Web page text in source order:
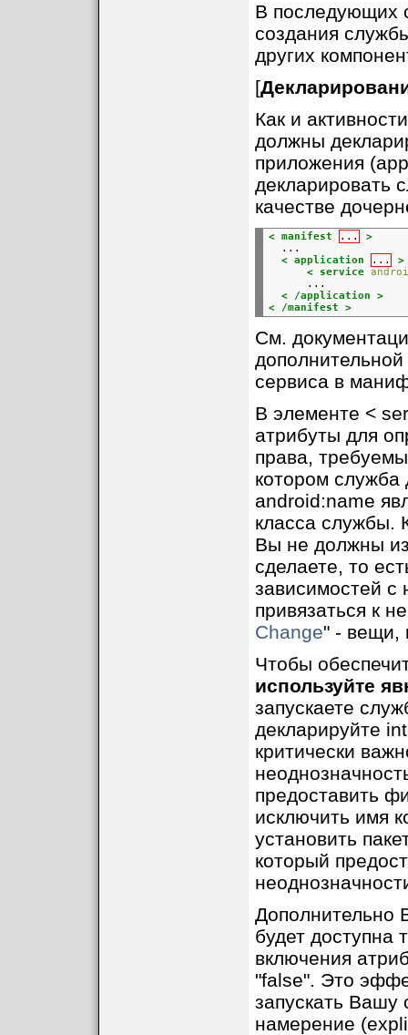
В последующих
создания
других
[
Как и
должны
приложения
декларировать
качестве
< manifest ...
>
  ...
< application
...
>
< service
      ...
< /application >
< /manifest >
См.
сервиса в
В элементе <
атрибуты для
права,
котором служба
android:name
класса службы.
Вы не должны
сделаете, то
зависимостей с
привязаться к
Change" - вещи,
Чтобы
используйте
запускаете
декларируйте
критически
предоставить
исключить имя
установить
который
Дополнительно
будет доступна
включения
"false". Это
запускать Вашу
намерение